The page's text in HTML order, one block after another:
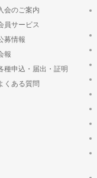
会のご案内
員サービス
募情報
報
種申込・届出・証明
くある質問